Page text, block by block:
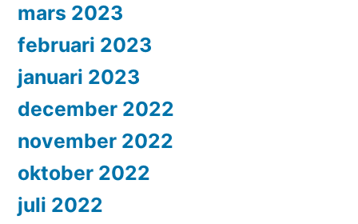
mars 2023
februari 2023
januari 2023
december 2022
november 2022
oktober 2022
juli 2022